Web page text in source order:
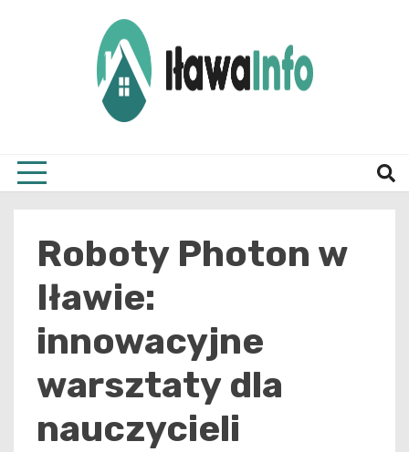
Roboty Photon w
Iławie:
innowacyjne
warsztaty dla
nauczycieli